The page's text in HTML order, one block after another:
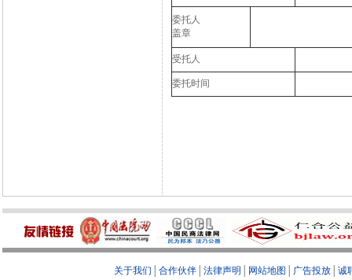
委托人
盖章
受托人
委托时间
关于我们 合作伙伴 法律声明 网站地图 广告投放 诚